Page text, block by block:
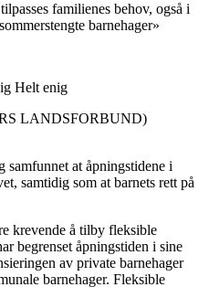
familienes behov, også i
barnehager»
Helt enig
LANDSFORBUND)
at åpningstidene i
samtidig som at barnets rett på
krevende å tilby fleksible
begrenset åpningstiden i sine
av private barnehager
barnehager. Fleksible